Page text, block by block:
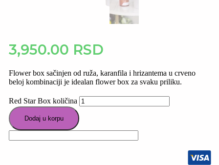
3,950.00 RSD
Flower box sačinjen od ruža, karanfila i hrizantema u crveno
beloj kombinaciji je idealan flower box za svaku priliku.
Red Star Box količina
Dodaj u korpu